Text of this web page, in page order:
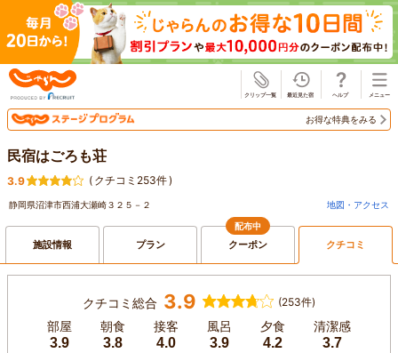
お得な特典をみる
民宿はごろも荘
3.9 ( クチコミ253件)
静岡県沼津市西浦大瀬崎３２５－２ 地図・アクセス
施設情報 プラン
配布中
クーポン クチコミ
クチコミ総合 3.9 (253件)
部屋
3.9
朝食
3.8
接客
4.0
風呂
3.9
夕食
4.2
清潔感
3.7